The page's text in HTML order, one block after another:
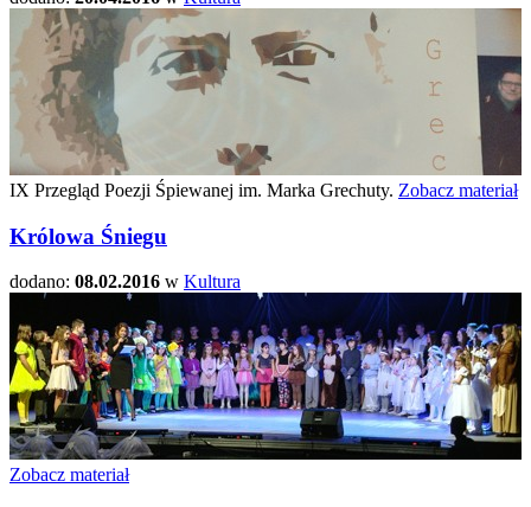
IX Przegląd Poezji Śpiewanej im. Marka Grechuty. Zobacz materiał
Królowa Śniegu
dodano: 08.02.2016 w Kultura
Zobacz materiał